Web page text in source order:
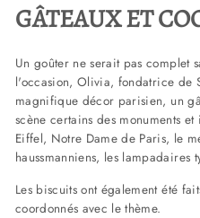
GÂTEAUX ET
Un goûter ne serait pas complet
l'occasion, Olivia, fondatrice de
magnifique décor parisien, un
scène certains des monuments
Eiffel, Notre Dame de Paris, le
haussmanniens, les lampadaires
Les biscuits ont également été
coordonnés avec le thème.